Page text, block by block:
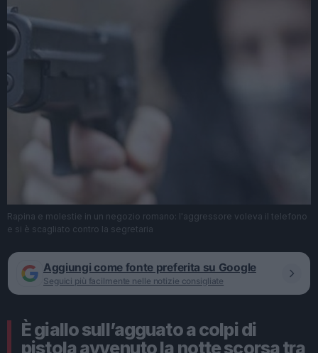
Rapina e molestie in un negozio romano: l'aggressore voleva il telefono
e si è scagliato contro la segretaria
Aggiungi come fonte preferita su Google
Seguici più facilmente nelle notizie consigliate
È giallo sull’agguato a colpi di
pistola avvenuto la notte scorsa tra